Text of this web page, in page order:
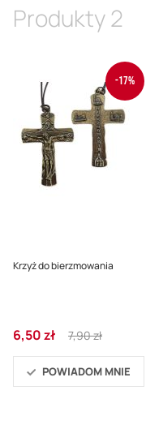
Produkty2
-17%
Krzyż do bierzmowania
Cena
promocyjna
6,50 zł
Regular
Price
7,90 zł
POWIADOM MNIE